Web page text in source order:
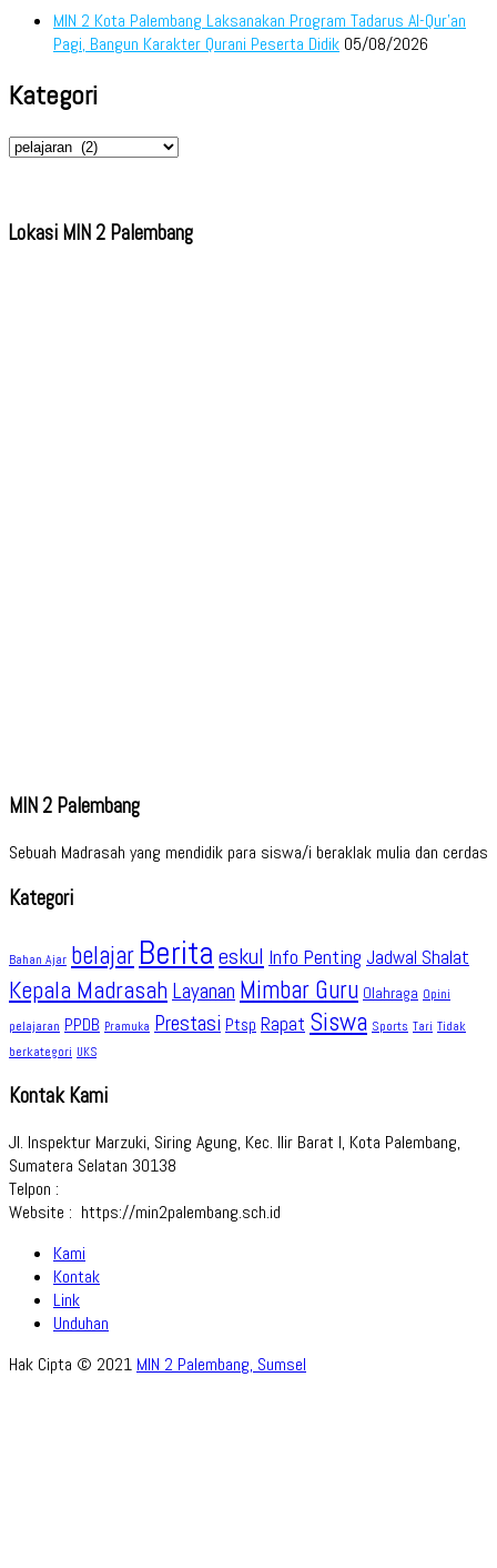
MIN 2 Kota Palembang Laksanakan Program Tadarus Al-Qur’an
Pagi, Bangun Karakter Qurani Peserta Didik 05/08/2026
Kategori
Kategori
Lokasi MIN 2 Palembang
MIN 2 Palembang
Sebuah Madrasah yang mendidik para siswa/i beraklak mulia dan cerdas
Kategori
Bahan Ajar belajar Berita eskul Info Penting Jadwal Shalat
Kepala Madrasah Layanan Mimbar Guru Olahraga Opini
pelajaran PPDB Pramuka Prestasi Ptsp Rapat Siswa Sports Tari Tidak
berkategori UKS
Kontak Kami
Jl. Inspektur Marzuki, Siring Agung, Kec. Ilir Barat I, Kota Palembang,
Sumatera Selatan 30138
Telpon :
Website : https://min2palembang.sch.id
Kami
Kontak
Link
Unduhan
Hak Cipta © 2021 MIN 2 Palembang, Sumsel